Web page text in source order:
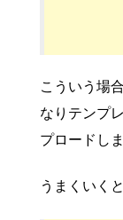
こういう場
なりテンプ
プロードしま
うまくいく